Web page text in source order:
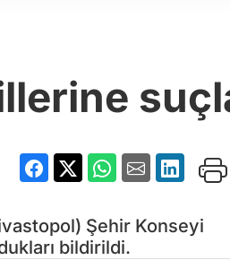
Şehir Konseyi
bildirildi.